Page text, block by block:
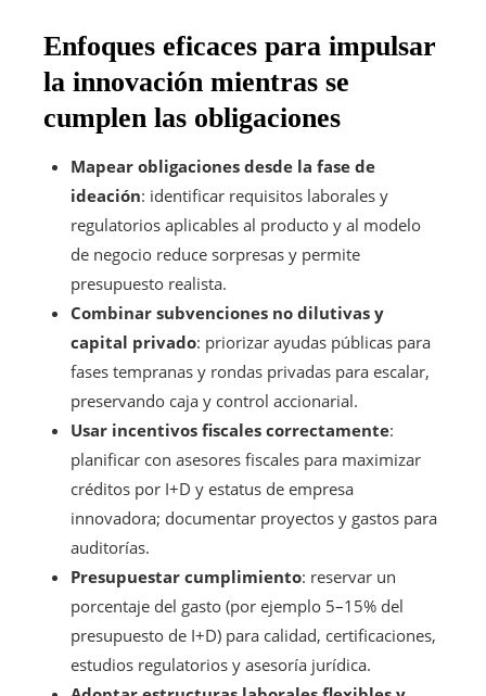
Enfoques eficaces para impulsar
la innovación mientras se
cumplen las obligaciones
Mapear obligaciones desde la fase de
ideación: identificar requisitos laborales y
regulatorios aplicables al producto y al modelo
de negocio reduce sorpresas y permite
presupuesto realista.
Combinar subvenciones no dilutivas y
capital privado: priorizar ayudas públicas para
fases tempranas y rondas privadas para escalar,
preservando caja y control accionarial.
Usar incentivos fiscales correctamente:
planificar con asesores fiscales para maximizar
créditos por I+D y estatus de empresa
innovadora; documentar proyectos y gastos para
auditorías.
Presupuestar cumplimiento: reservar un
porcentaje del gasto (por ejemplo 5–15% del
presupuesto de I+D) para calidad, certificaciones,
estudios regulatorios y asesoría jurídica.